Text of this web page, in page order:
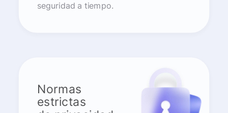
seguridad a tiempo.
Normas
estrictas